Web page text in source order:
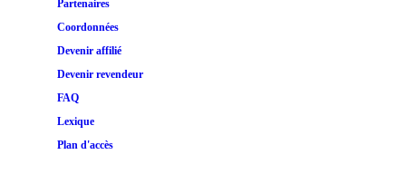
Partenaires
Coordonnées
Devenir affilié
Devenir revendeur
FAQ
Lexique
Plan d'accès